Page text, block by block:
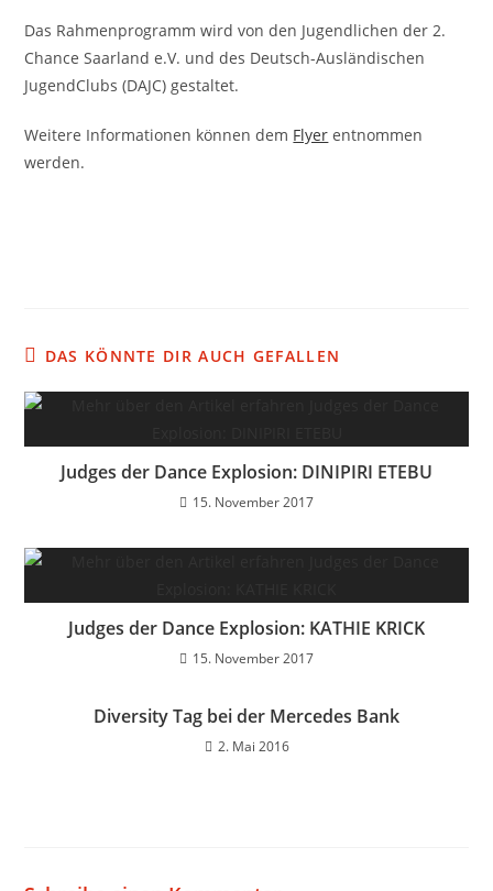
Das Rahmenprogramm wird von den Jugendlichen der 2.
Chance Saarland e.V. und des Deutsch-Ausländischen
JugendClubs (DAJC) gestaltet.
Weitere Informationen können dem Flyer entnommen
werden.
DAS KÖNNTE DIR AUCH GEFALLEN
Judges der Dance Explosion: DINIPIRI ETEBU
15. November 2017
Judges der Dance Explosion: KATHIE KRICK
15. November 2017
Diversity Tag bei der Mercedes Bank
2. Mai 2016